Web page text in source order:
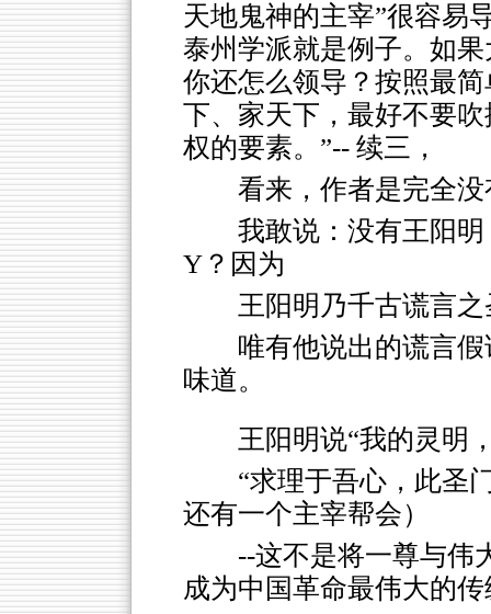
天地鬼神的主宰”很容易
泰州学派就是例子。如
你还怎么领导？按照最
下、家天下，最好不要
权的要素。”-- 续三，
看来，作者是完全
我敢说：没有王阳
Y？因为
王阳明乃千古谎言
唯有他说出的谎言
味道。
王阳明说“我的灵明
“求理于吾心，此圣
还有一个主宰帮会）
--这不是将一尊与伟
成为中国革命最伟大的传